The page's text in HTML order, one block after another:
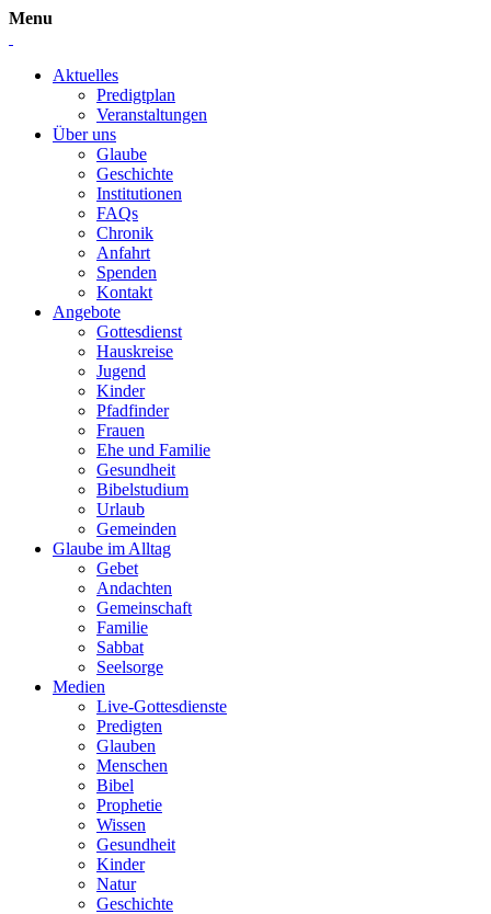
Menu
Aktuelles
Predigtplan
Veranstaltungen
Über uns
Glaube
Geschichte
Institutionen
FAQs
Chronik
Anfahrt
Spenden
Kontakt
Angebote
Gottesdienst
Hauskreise
Jugend
Kinder
Pfadfinder
Frauen
Ehe und Familie
Gesundheit
Bibelstudium
Urlaub
Gemeinden
Glaube im Alltag
Gebet
Andachten
Gemeinschaft
Familie
Sabbat
Seelsorge
Medien
Live-Gottesdienste
Predigten
Glauben
Menschen
Bibel
Prophetie
Wissen
Gesundheit
Kinder
Natur
Geschichte